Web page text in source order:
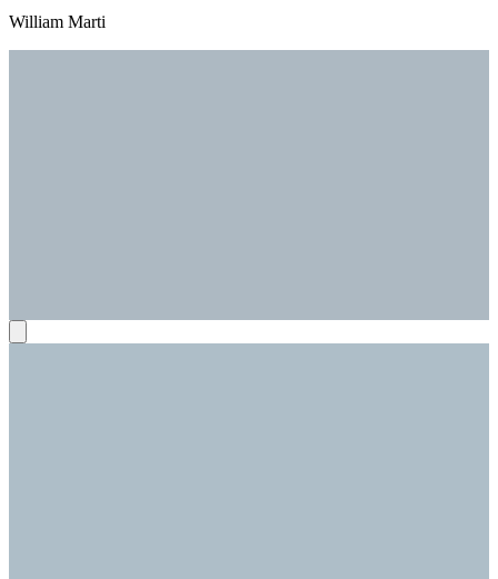
William Marti